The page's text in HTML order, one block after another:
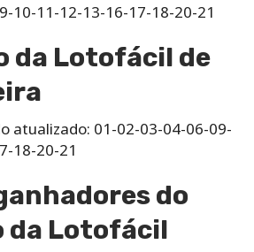
10-11-12-13-16-17-18-20-21
da Lotofácil de
atualizado: 01-02-03-04-06-09-
18-20-21
do
da Lotofácil